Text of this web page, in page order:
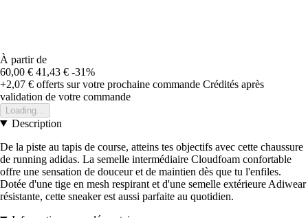
À partir de
60,00 € 41,43 € -31%
+2,07 € offerts sur votre prochaine commande Crédités après
validation de votre commande
Loading...
Description
De la piste au tapis de course, atteins tes objectifs avec cette chaussure
de running adidas. La semelle intermédiaire Cloudfoam confortable
offre une sensation de douceur et de maintien dès que tu l'enfiles.
Dotée d'une tige en mesh respirant et d'une semelle extérieure Adiwear
résistante, cette sneaker est aussi parfaite au quotidien.